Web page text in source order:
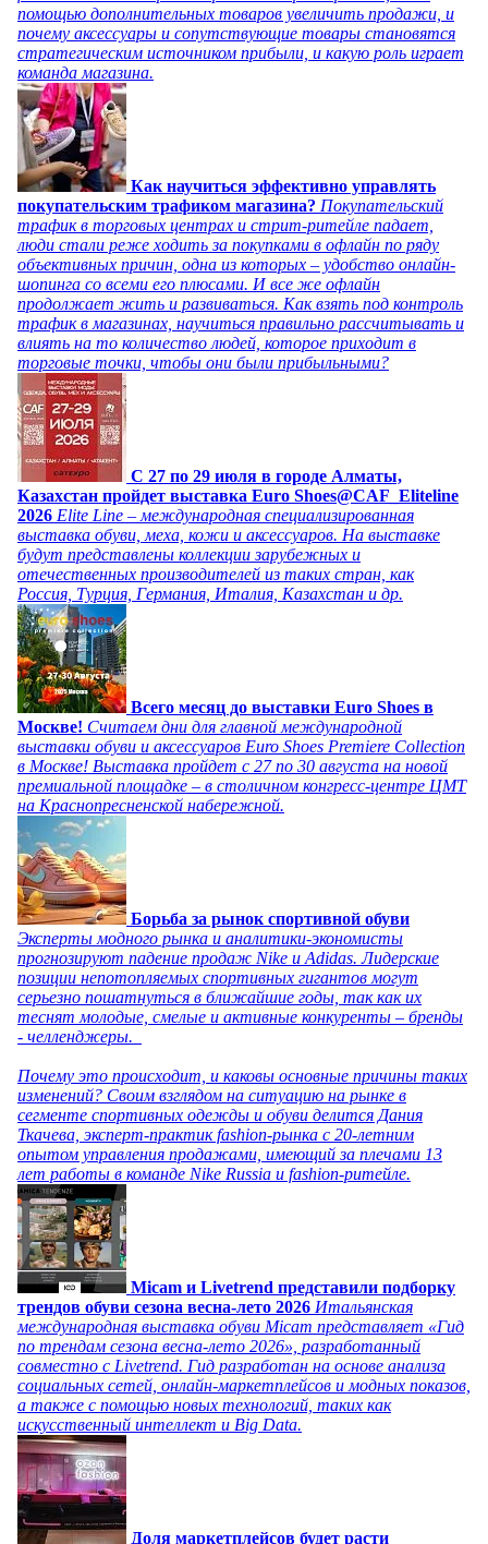
помощью дополнительных товаров увеличить продажи, и
почему аксессуары и сопутствующие товары становятся
стратегическим источником прибыли, и какую роль играет
команда магазина.
Как научиться эффективно управлять
покупательским трафиком магазина? Покупательский
трафик в торговых центрах и стрит-ритейле падает,
люди стали реже ходить за покупками в офлайн по ряду
объективных причин, одна из которых – удобство онлайн-
шопинга со всеми его плюсами. И все же офлайн
продолжает жить и развиваться. Как взять под контроль
трафик в магазинах, научиться правильно рассчитывать и
влиять на то количество людей, которое приходит в
торговые точки, чтобы они были прибыльными?
C 27 по 29 июля в городе Алматы,
Казахстан пройдет выставка Euro Shoes@CAF_Eliteline
2026 Elite Line – международная специализированная
выставка обуви, меха, кожи и аксессуаров. На выставке
будут представлены коллекции зарубежных и
отечественных производителей из таких стран, как
Россия, Турция, Германия, Италия, Казахстан и др.
Всего месяц до выставки Euro Shoes в
Москве! Считаем дни для главной международной
выставки обуви и аксессуаров Euro Shoes Premiere Collection
в Москве! Выставка пройдет с 27 по 30 августа на новой
премиальной площадке – в столичном конгресс-центре ЦМТ
на Краснопресненской набережной.
Борьба за рынок спортивной обуви
Эксперты модного рынка и аналитики-экономисты
прогнозируют падение продаж Nike и Adidas. Лидерские
позиции непотопляемых спортивных гигантов могут
серьезно пошатнуться в ближайшие годы, так как их
теснят молодые, смелые и активные конкуренты – бренды
- челленджеры.
Почему это происходит, и каковы основные причины таких
изменений? Своим взглядом на ситуацию на рынке в
сегменте спортивных одежды и обуви делится Дания
Ткачева, эксперт-практик fashion-рынка с 20-летним
опытом управления продажами, имеющий за плечами 13
лет работы в команде Nike Russia и fashion-ритейле.
Micam и Livetrend представили подборку
трендов обуви сезона весна-лето 2026 Итальянская
международная выставка обуви Micam представляет «Гид
по трендам сезона весна-лето 2026», разработанный
совместно с Livetrend. Гид разработан на основе анализа
социальных сетей, онлайн-маркетплейсов и модных показов,
а также с помощью новых технологий, таких как
искусственный интеллект и Big Data.
Доля маркетплейсов будет расти